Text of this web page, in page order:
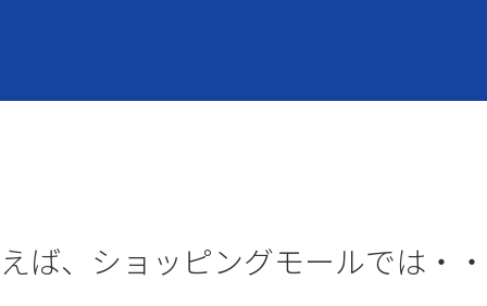
ば、ショッピングモールでは・